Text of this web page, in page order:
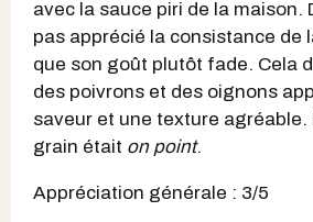
avec la sauce piri de la maison.
pas apprécié la consistance de
que son goût plutôt fade. Cela
des poivrons et des oignons
saveur et une texture
grain était on point.
Appréciation générale : 3/5